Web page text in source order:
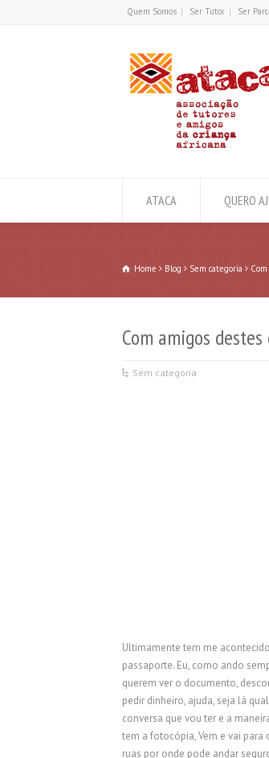
Quem Somos Ser Tutor Ser
ATACA QUERO
Home Blog Sem categoria
Com amigos
Sem categoria
Ultimamente tem me
passaporte. Eu, como ando
querem ver o documento,
pedir dinheiro, ajuda, seja lá
conversa que vou ter e a
tem a fotocópia, Vem e vai para
ruas por onde pode andar